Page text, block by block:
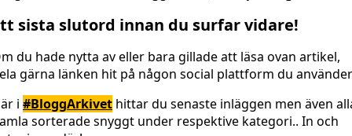
sista slutord innan du surfar vidare!
du hade nytta av eller bara gillade att läsa ovan artikel,
gärna länken hit på någon social plattform du
i #BloggArkivet hittar du senaste inläggen men även
sorterade snyggt under respektive kategori.. In och